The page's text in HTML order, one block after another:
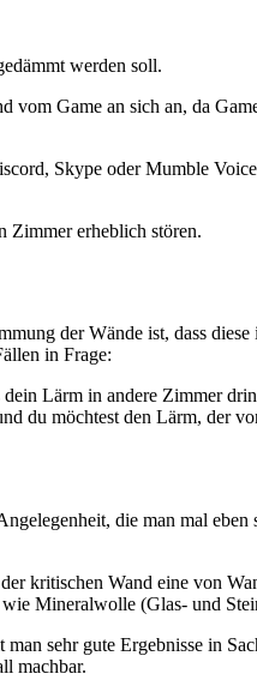
werden soll.
vom Game an sich an, da
Skype oder Mumble
Zimmer erheblich stören.
der Wände ist, dass
in Frage:
dein Lärm in andere Zimmer
du möchtest den Lärm, der
die man mal eben
kritischen Wand eine von
Mineralwolle (Glas- und
sehr gute Ergebnisse in
machbar.